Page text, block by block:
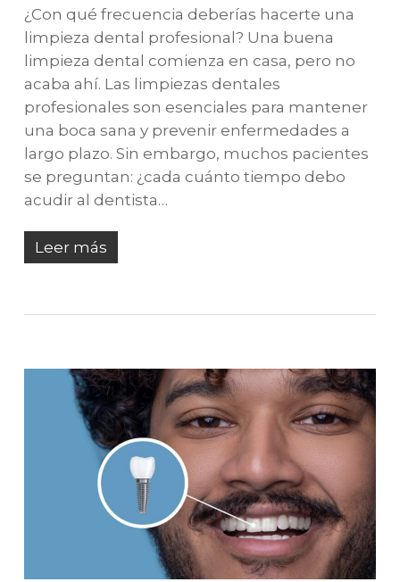
¿Con qué frecuencia deberías hacerte una
limpieza dental profesional? Una buena
limpieza dental comienza en casa, pero no
acaba ahí. Las limpiezas dentales
profesionales son esenciales para mantener
una boca sana y prevenir enfermedades a
largo plazo. Sin embargo, muchos pacientes
se preguntan: ¿cada cuánto tiempo debo
acudir al dentista…
Leer más